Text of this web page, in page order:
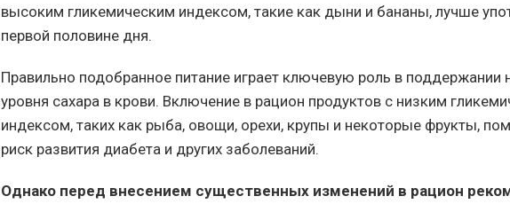
высоким гликемическим индексом, такие как дыни и бананы, лучше
первой половине дня.
Правильно подобранное питание играет ключевую роль в поддержании
уровня сахара в крови. Включение в рацион продуктов с низким
индексом, таких как рыба, овощи, орехи, крупы и некоторые фрукты,
риск развития диабета и других заболеваний.
Однако перед внесением существенных изменений в рацион